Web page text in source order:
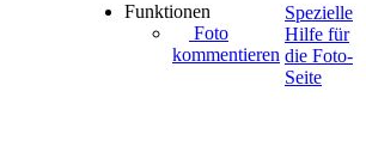
Funktionen
Foto
kommentieren
Spezielle
Hilfe für
die Foto-
Seite